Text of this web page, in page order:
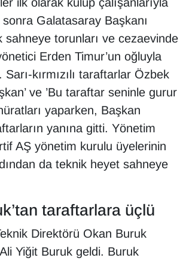
sonra Galatasaray Başkanı
sahneye torunları ve cezaevinde
Erden Timur’un oğluyla
kırmızılı taraftarlar Özbek
ve ’Bu taraftar seninle gurur
yaparken, Başkan
yanına gitti. Yönetim
AŞ yönetim kurulu üyelerinin
da teknik heyet sahneye
taraftarlara üçlü
Direktörü Okan Buruk
Yiğit Buruk geldi. Buruk